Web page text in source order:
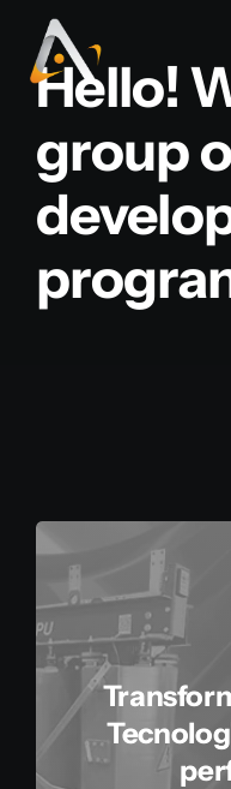
para
Produtos
Informativo
Contato
Hello!
group